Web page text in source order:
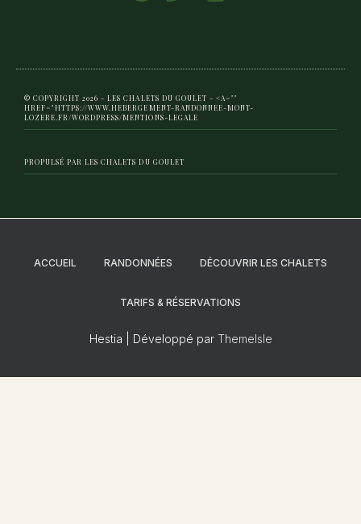
© COPYRIGHT 2026 - LES CHALETS DU GOULET - <A=""
HREF="HTTPS://WWW.HEBERGEMENT-RANDONNEE-MONT-
LOZERE.FR/WORDPRESS/MENTIONS-LEGALE
PROPULSÉ PAR LES CHALETS DU GOULET
ACCUEIL RANDONNÉES DÉCOUVRIR LES CHALETS
TARIFS & RÉSERVATIONS
Hestia | Développé par ThemeIsle